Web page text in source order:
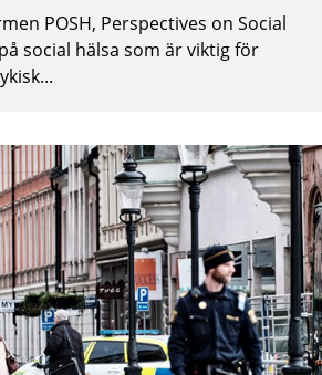
POSH, Perspectives on Social
social hälsa som är viktig för